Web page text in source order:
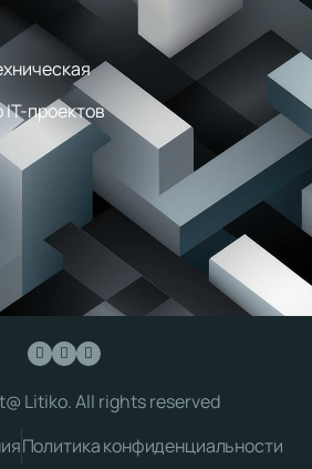
IT-проектов
Litiko. All rights reserved
Политика конфиденциальности